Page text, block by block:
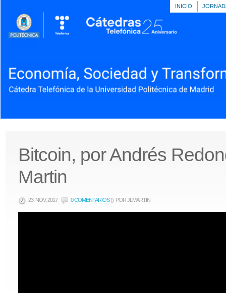
INICIO
Bitcoin, por Andrés
Martin
23. NOV, 2017 0 COMENTARIOS() POR JLMARTIN